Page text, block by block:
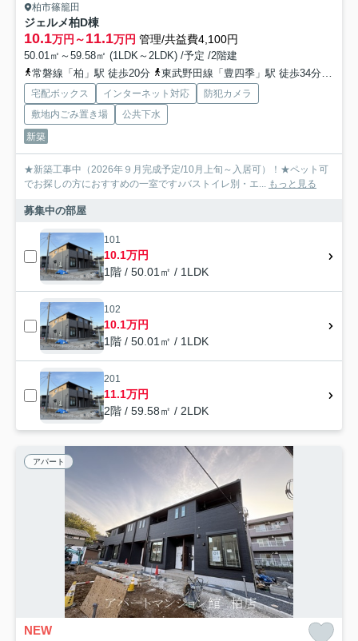
柏市篠籠田
ジェルメ柏D棟
10.1万円～11.1万円 管理/共益費4,100円
50.01㎡～59.58㎡ (1LDK～2LDK) /予定 /2階建
常磐線「柏」駅 徒歩20分
東武野田線「豊四季」駅 徒歩34分
宅配ボックス インターネット対応
防犯カメラ
敷地内ごみ置き場
公共下水
新築
★新築工事中（2026年９月完成予定/10月上旬～入居可）！★ペット可
でお探しの方におすすめの一室です♪バストイレ別・エ... もっと見る
募集中の部屋
101
10.1万円
1階 / 50.01㎡ / 1LDK
102
10.1万円
1階 / 50.01㎡ / 1LDK
201
11.1万円
2階 / 59.58㎡ / 2LDK
アパート
NEW